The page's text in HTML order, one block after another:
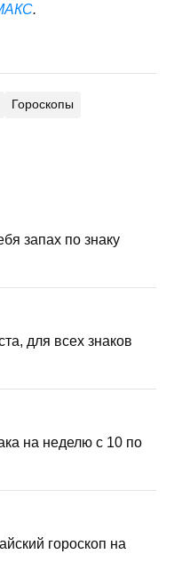
.
Гороскопы
запах по знаку
для всех знаков
на неделю с 10 по
гороскоп на